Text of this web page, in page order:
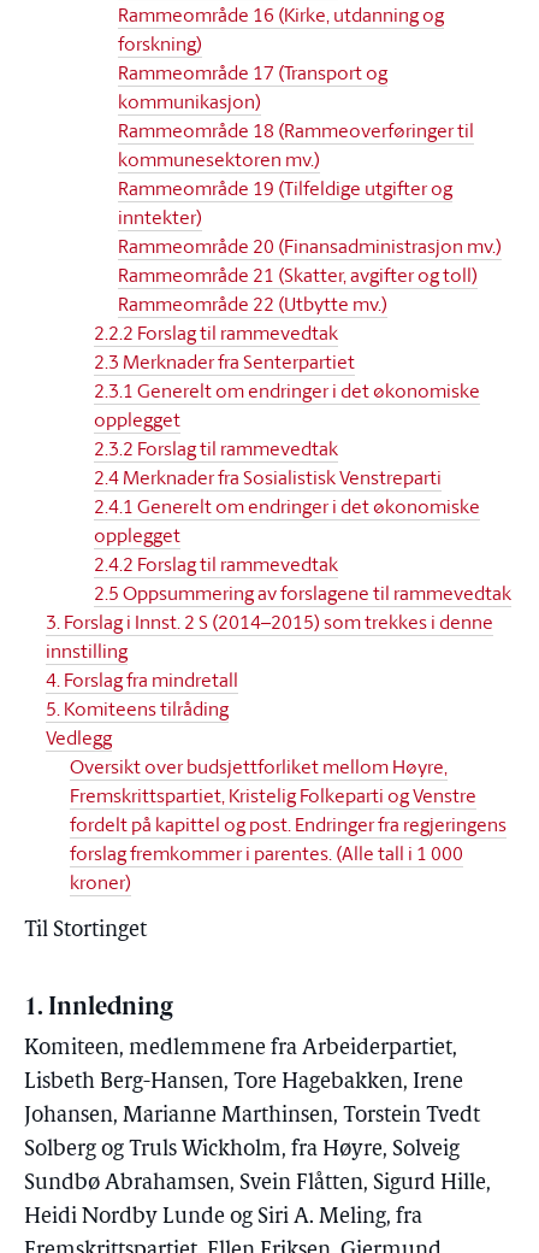
Rammeområde 16 (Kirke, utdanning og
forskning)
Rammeområde 17 (Transport og
kommunikasjon)
Rammeområde 18 (Rammeoverføringer til
kommunesektoren mv.)
Rammeområde 19 (Tilfeldige utgifter og
inntekter)
Rammeområde 20 (Finansadministrasjon mv.)
Rammeområde 21 (Skatter, avgifter og toll)
Rammeområde 22 (Utbytte mv.)
2.2.2 Forslag til rammevedtak
2.3 Merknader fra Senterpartiet
2.3.1 Generelt om endringer i det økonomiske
opplegget
2.3.2 Forslag til rammevedtak
2.4 Merknader fra Sosialistisk Venstreparti
2.4.1 Generelt om endringer i det økonomiske
opplegget
2.4.2 Forslag til rammevedtak
2.5 Oppsummering av forslagene til rammevedtak
3. Forslag i Innst. 2 S (2014–2015) som trekkes i denne
innstilling
4. Forslag fra mindretall
5. Komiteens tilråding
Vedlegg
Oversikt over budsjettforliket mellom Høyre,
Fremskrittspartiet, Kristelig Folkeparti og Venstre
fordelt på kapittel og post. Endringer fra regjeringens
forslag fremkommer i parentes. (Alle tall i 1 000
kroner)
Til Stortinget
1. Innledning
Komiteen, medlemmene fra Arbeiderpartiet,
Lisbeth Berg-Hansen, Tore Hagebakken, Irene
Johansen, Marianne Marthinsen, Torstein Tvedt
Solberg og Truls Wickholm, fra Høyre, Solveig
Sundbø Abrahamsen, Svein Flåtten, Sigurd Hille,
Heidi Nordby Lunde og Siri A. Meling, fra